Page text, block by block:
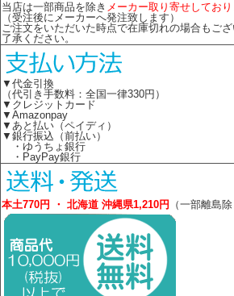
当店は一部商品を除き メーカー取り寄せしており
（受注後にメーカーへ発注致します）
ご注文をいただいた時点で在庫切れの場合もご
了承ください。
▼代金引換
（代引き手数料：全国一律330円）
▼クレジットカード
▼Amazonpay
▼あと払い（ペイディ）
▼銀行振込（前払い）
・ゆうちょ銀行
・PayPay銀行
本土770円 ・ 北海道 沖縄県1,210円 （一部離島除